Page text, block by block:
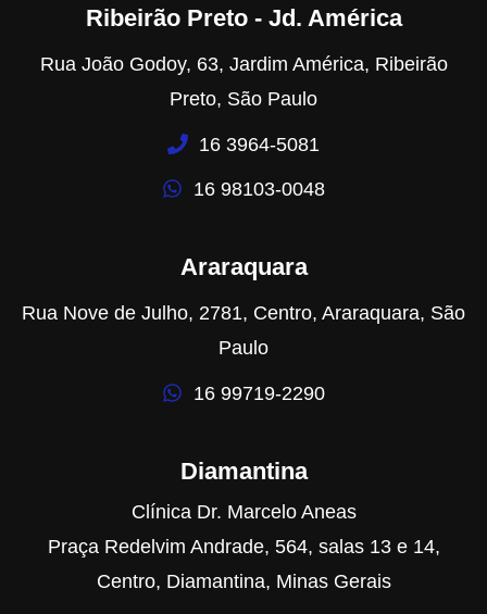
Ribeirão Preto - Jd. América
Rua João Godoy, 63, Jardim América, Ribeirão
Preto, São Paulo
16 3964-5081
16 98103-0048
Araraquara
Rua Nove de Julho, 2781, Centro, Araraquara, São
Paulo
16 99719-2290
Diamantina
Clínica Dr. Marcelo Aneas
Praça Redelvim Andrade, 564, salas 13 e 14,
Centro, Diamantina, Minas Gerais